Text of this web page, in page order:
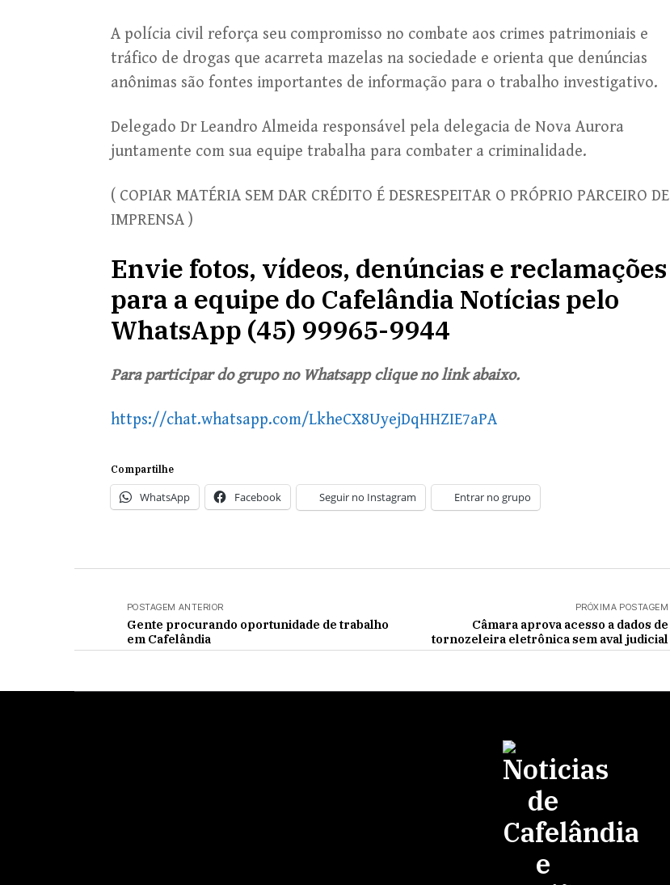
A polícia civil reforça seu compromisso no combate aos crimes patrimoniais e
tráfico de drogas que acarreta mazelas na sociedade e orienta que denúncias
anônimas são fontes importantes de informação para o trabalho investigativo.
Delegado Dr Leandro Almeida responsável pela delegacia de Nova Aurora
juntamente com sua equipe trabalha para combater a criminalidade.
( COPIAR MATÉRIA SEM DAR CRÉDITO É DESRESPEITAR O PRÓPRIO PARCEIRO DE
IMPRENSA )
Envie fotos, vídeos, denúncias e reclamações
para a equipe do Cafelândia Notícias pelo
WhatsApp (45) 99965-9944
Para participar do grupo no Whatsapp clique no link abaixo.
https://chat.whatsapp.com/LkheCX8UyejDqHHZIE7aPA
Compartilhe
WhatsApp Facebook Seguir no Instagram Entrar no grupo
POSTAGEM ANTERIOR
Gente procurando oportunidade de trabalho
em Cafelândia
PRÓXIMA POSTAGEM
Câmara aprova acesso a dados de
tornozeleira eletrônica sem aval judicial